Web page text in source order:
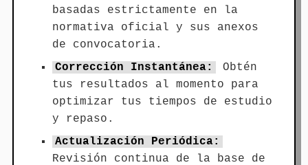
basadas estrictamente en la
normativa oficial y sus anexos
de convocatoria.
Corrección Instantánea:
Obtén
tus resultados al momento para
optimizar tus tiempos de estudio
y repaso.
Actualización Periódica:
Revisión continua de la base de